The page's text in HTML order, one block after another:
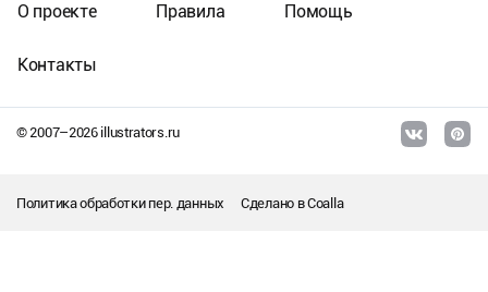
© 2007–2026illustrators.ru
О проекте Правила Помощь
Контакты
Политика обработки пер. данных Сделано вCoalla